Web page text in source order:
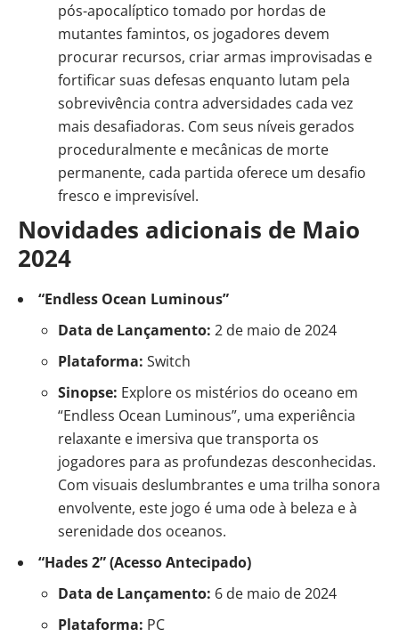
pós-apocalíptico tomado por hordas de
mutantes famintos, os jogadores devem
procurar recursos, criar armas improvisadas e
fortificar suas defesas enquanto lutam pela
sobrevivência contra adversidades cada vez
mais desafiadoras. Com seus níveis gerados
proceduralmente e mecânicas de morte
permanente, cada partida oferece um desafio
fresco e imprevisível.
Novidades adicionais de Maio
2024
“Endless Ocean Luminous”
Data de Lançamento: 2 de maio de 2024
Plataforma: Switch
Sinopse: Explore os mistérios do oceano em
“Endless Ocean Luminous”, uma experiência
relaxante e imersiva que transporta os
jogadores para as profundezas desconhecidas.
Com visuais deslumbrantes e uma trilha sonora
envolvente, este jogo é uma ode à beleza e à
serenidade dos oceanos.
“Hades 2” (Acesso Antecipado)
Data de Lançamento: 6 de maio de 2024
Plataforma: PC